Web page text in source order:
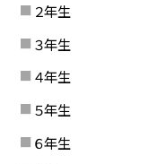
２年生
３年生
４年生
５年生
６年生